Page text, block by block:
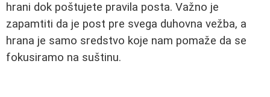
hrani dok poštujete pravila posta. Važno je
zapamtiti da je post pre svega duhovna vežba, a
hrana je samo sredstvo koje nam pomaže da se
fokusiramo na suštinu.